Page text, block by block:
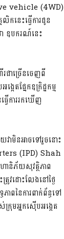
vehicle (4WD)
នេះធ្វើការជូន
ឧបករណ៍នេះ
ជាច្រើនចេញពី
តផ្នែកឧក្រិដ្ឋកម្ម
ការរកឃើញ
ាមិនអាចទៅរួចនោះ
(IPD) Shah
ានិភ័យសុវត្ថិភាព
វដោះលែងនៅថ្ងៃ
ពនៃការពាក់ព័ន្ធទៅ
ក្រុមអ្នកស៊ើបអង្កេត